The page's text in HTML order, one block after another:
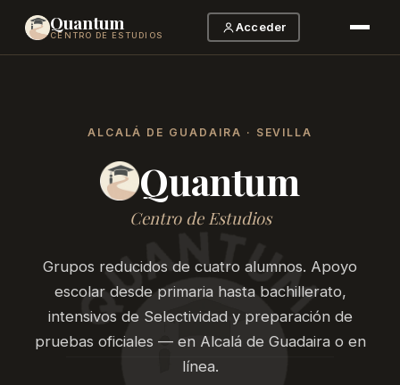
Quantum
CENTRO DE ESTUDIOS
Acceder
ALCALÁ DE GUADAIRA · SEVILLA
Quantum
Centro de Estudios
Grupos reducidos de cuatro alumnos. Apoyo
escolar desde primaria hasta bachillerato,
intensivos de Selectividad y preparación de
pruebas oficiales — en Alcalá de Guadaira o en
línea.